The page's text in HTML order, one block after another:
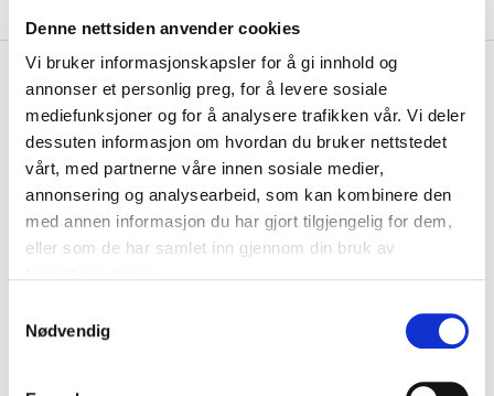
Denne nettsiden anvender cookies
Vi bruker informasjonskapsler for å gi innhold og
annonser et personlig preg, for å levere sosiale
mediefunksjoner og for å analysere trafikken vår. Vi deler
dessuten informasjon om hvordan du bruker nettstedet
vårt, med partnerne våre innen sosiale medier,
annonsering og analysearbeid, som kan kombinere den
med annen informasjon du har gjort tilgjengelig for dem,
eller som de har samlet inn gjennom din bruk av
Nødvendig
-10%
New Era 970 Stretch
Snapback Toronto Maple
Leafs
moderne funksjonalitet. Den gir en...Les mer.
FARGE
VALGT ALTERNATIV IKKE PÅ LAGER